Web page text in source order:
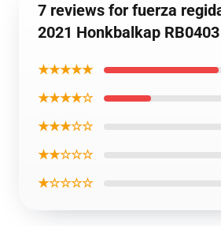
7 reviews for fuerza
2021 Honkbalkap RB0403
★★★★★
★★★★☆
★★★☆☆
★★☆☆☆
★☆☆☆☆